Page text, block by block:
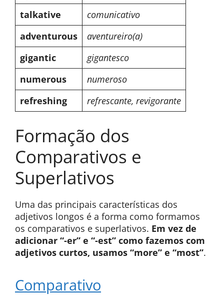
talkative
comunicativo
adventurous
aventureiro(a)
gigantic
gigantesco
numerous
numeroso
refreshing
refrescante, revigorante
Formação dos
Comparativos e
Superlativos
Uma das principais características dos
adjetivos longos é a forma como formamos
os comparativos e superlativos. Em vez de
adicionar “-er” e “-est” como fazemos com
adjetivos curtos, usamos “more” e “most”.
Comparativo